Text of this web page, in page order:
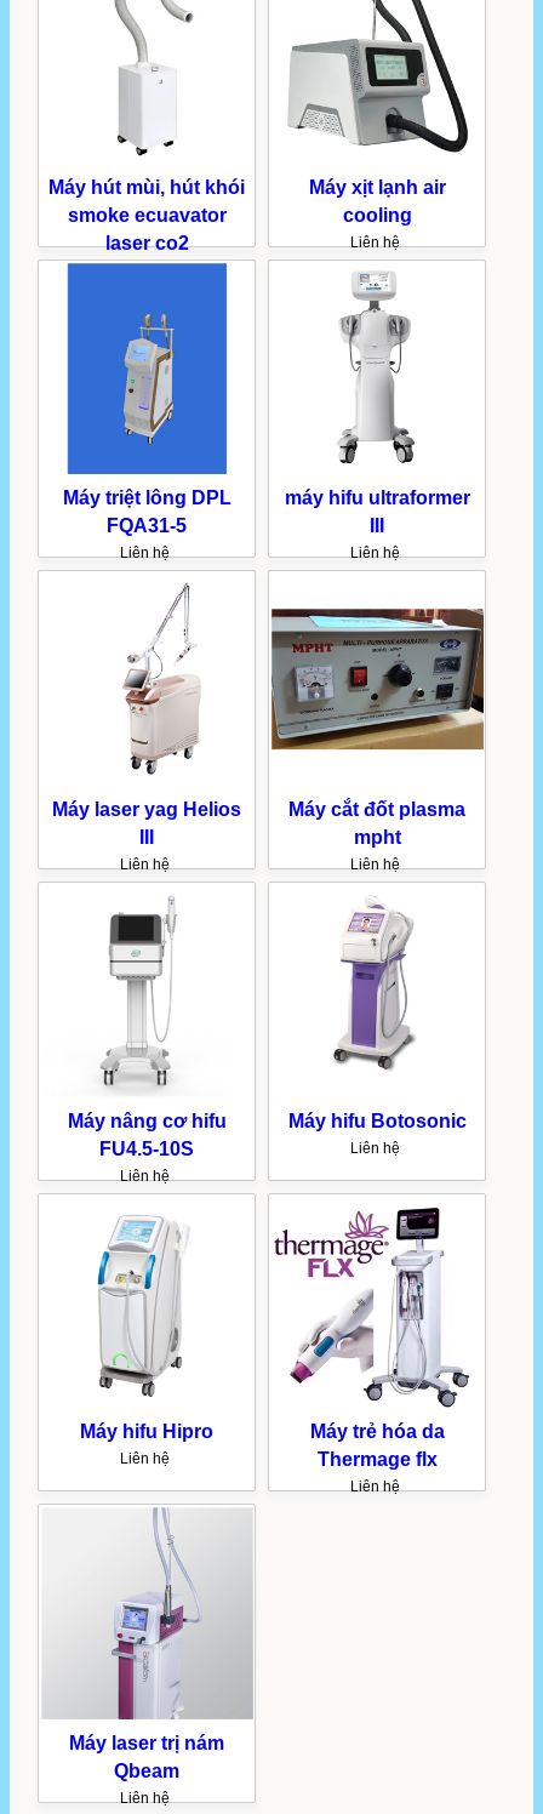
Máy hút mùi, hút khói
smoke ecuavator
laser co2
Máy xịt lạnh air
cooling
Liên hệ
Máy triệt lông DPL
FQA31-5
Liên hệ
máy hifu ultraformer
Liên hệ
Máy laser yag Helios
Liên hệ
Máy cắt đốt plasma
mpht
Liên hệ
Máy nâng cơ hifu
FU4.5-10S
Liên hệ
Máy hifu Botosonic
Liên hệ
Máy hifu Hipro
Liên hệ
Máy trẻ hóa da
Thermage flx
Liên hệ
Máy laser trị nám
Qbeam
Liên hệ